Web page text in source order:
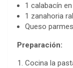
1 calabacín
1 zanahoria
Queso
Preparación:
Cocina la